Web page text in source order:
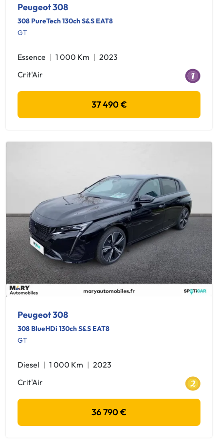
Peugeot 308
308 PureTech 130ch S&S EAT8
GT
Essence 1 000 Km
2023
Crit'Air
37 490 €
Peugeot 308
308 BlueHDi 130ch S&S EAT8
GT
Diesel 1 000 Km
2023
Crit'Air
36 790 €